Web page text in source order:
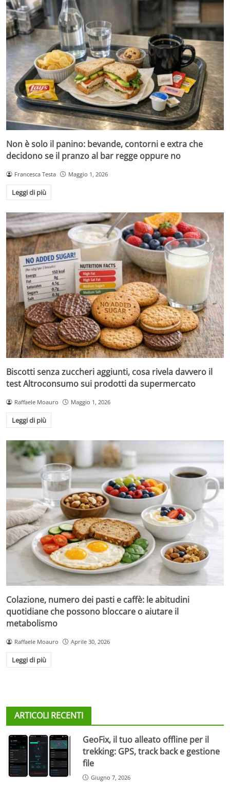
Non è solo il panino: bevande, contorni e extra che
decidono se il pranzo al bar regge oppure no
Francesca Testa Maggio 1, 2026
Leggi di più
Biscotti senza zuccheri aggiunti, cosa rivela davvero il
test Altroconsumo sui prodotti da supermercato
Raffaele Moauro Maggio 1, 2026
Leggi di più
Colazione, numero dei pasti e caffè: le abitudini
quotidiane che possono bloccare o aiutare il
metabolismo
Raffaele Moauro Aprile 30, 2026
Leggi di più
ARTICOLI RECENTI
GeoFix, il tuo alleato offline per il
trekking: GPS, track back e gestione
file
Giugno 7, 2026